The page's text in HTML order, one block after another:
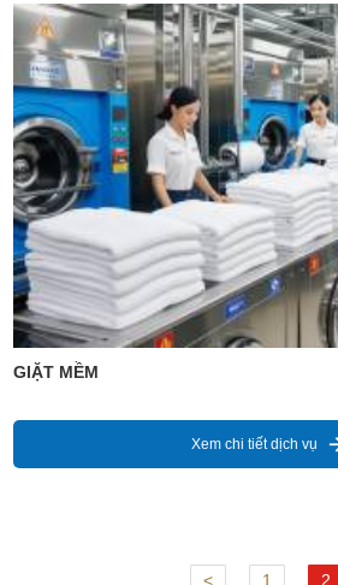
GIẶT MỀM
Xem chi tiết dịch vụ
< 1 2